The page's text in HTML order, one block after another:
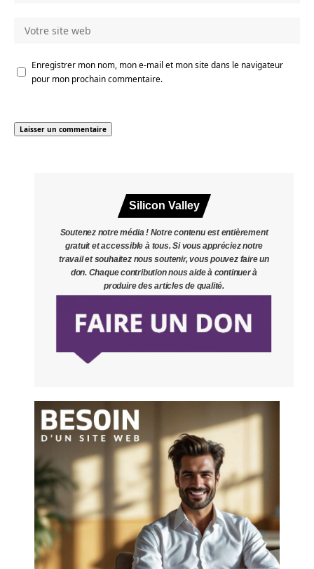
Enregistrer mon nom, mon e-mail et mon site dans le navigateur
pour mon prochain commentaire.
Silicon Valley
Soutenez notre média ! Notre contenu est entièrement
gratuit et accessible à tous. Si vous appréciez notre
travail et souhaitez nous soutenir, vous pouvez faire un
don. Chaque contribution nous aide à continuer à
produire des articles de qualité.